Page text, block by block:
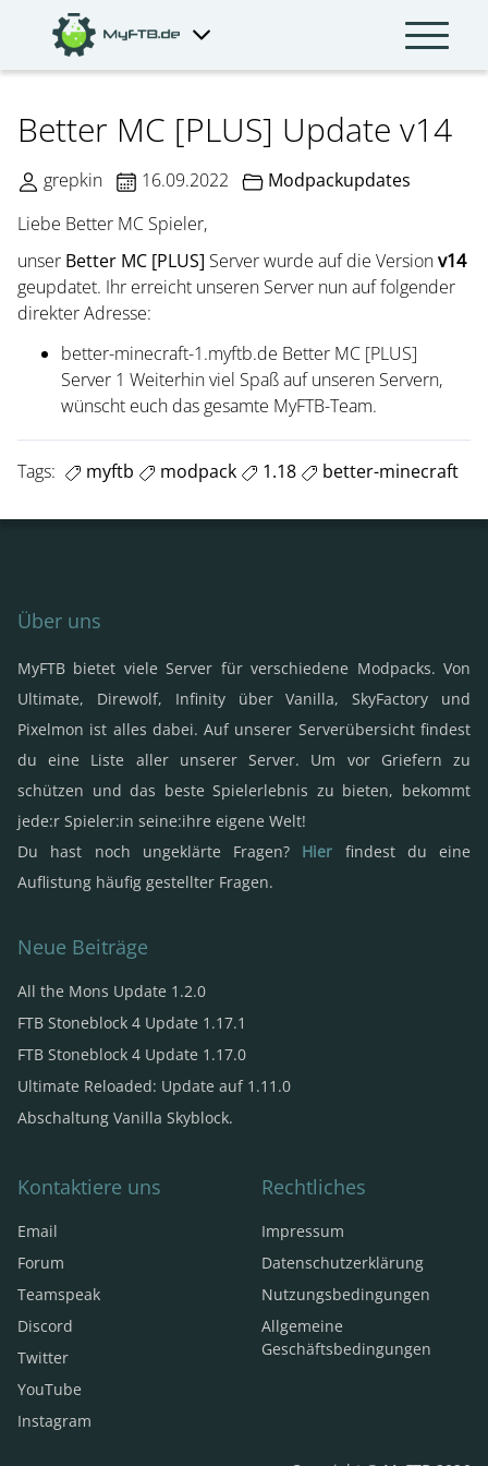
Better MC [PLUS] Update v14
grepkin 16.09.2022
Modpackupdates
Liebe Better MC Spieler,
unser Better MC [PLUS] Server wurde auf die Versionv14
geupdatet. Ihr erreicht unseren Server nun auf folgender
direkter Adresse:
better-minecraft-1.myftb.de Better MC [PLUS]
Server 1 Weiterhin viel Spaß auf unseren Servern,
wünscht euch das gesamte MyFTB-Team.
Tags: myftb modpack 1.18 better-minecraft
Über uns
MyFTB bietet viele Server für verschiedene Modpacks. Von
Ultimate, Direwolf, Infinity über Vanilla, SkyFactory und
Pixelmon ist alles dabei. Auf unserer Serverübersicht findest
du eine Liste aller unserer Server. Um vor Griefern zu
schützen und das beste Spielerlebnis zu bieten, bekommt
jede:r Spieler:in seine:ihre eigene Welt!
Du hast noch ungeklärte Fragen? Hier findest du eine
Auflistung häufig gestellter Fragen.
Neue Beiträge
All the Mons Update 1.2.0
FTB Stoneblock 4 Update 1.17.1
FTB Stoneblock 4 Update 1.17.0
Ultimate Reloaded: Update auf 1.11.0
Abschaltung Vanilla Skyblock.
Kontaktiere uns
Email
Forum
Teamspeak
Discord
Twitter
YouTube
Instagram
Rechtliches
Impressum
Datenschutzerklärung
Nutzungsbedingungen
Allgemeine
Geschäftsbedingungen